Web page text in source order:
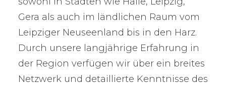
Gera als auch im ländlichen Raum vom
Leipziger Neuseenland bis in den Harz.
Durch unsere langjährige Erfahrung in
der Region verfügen wir über ein breites
Netzwerk und detaillierte Kenntnisse des